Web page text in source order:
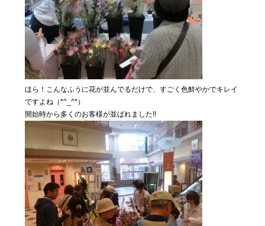
ほら！こんなふうに花が並んでるだけで、すごく色鮮やかでキレイ
ですよね（*^_^*）
開始時から多くのお客様が並ばれました!!